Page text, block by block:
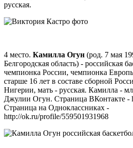
русская.
4 место. Камилла Огун (род. 7 мая
Белгородская область) - российская
чемпионка России, чемпионка
старше 16 лет в составе сборной
Нигерии, мать - русская. Камилла -
Джулии Огун. Страница ВКонтакте -
Страница на Одноклассниках -
http://ok.ru/profile/559501931968